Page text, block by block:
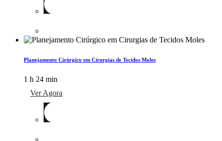
Planejamento Cirúrgico em Cirurgias de Tecidos Moles
1 h 24 min
Ver Agora